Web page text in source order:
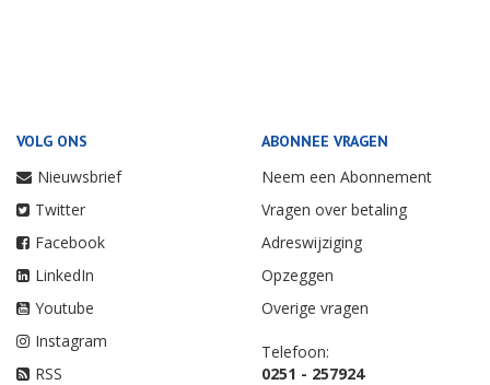
VOLG ONS
Nieuwsbrief
Twitter
Facebook
LinkedIn
Youtube
Instagram
RSS
ABONNEE VRAGEN
Neem een Abonnement
Vragen over betaling
Adreswijziging
Opzeggen
Overige vragen
Telefoon:
0251 - 257924